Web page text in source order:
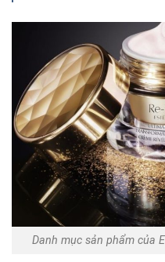
Danh mục sản phẩm của